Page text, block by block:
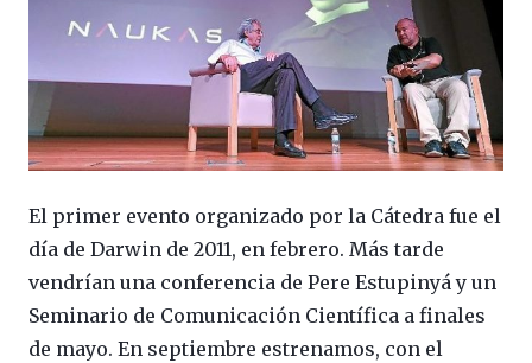
El primer evento organizado por la Cátedra fue el
día de Darwin de 2011, en febrero. Más tarde
vendrían una conferencia de Pere Estupinyá y un
Seminario de Comunicación Científica a finales
de mayo. En septiembre estrenamos, con el